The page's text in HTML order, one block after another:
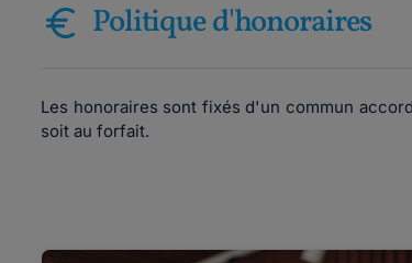
Politique d'honoraires
Les honoraires sont fixés d'un commun
soit au forfait.